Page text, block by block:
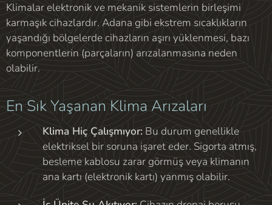
Klimalar elektronik ve mekanik sistemlerin birleşimi
karmaşık cihazlardır. Adana gibi ekstrem sıcaklıkların
yaşandığı bölgelerde cihazların aşırı yüklenmesi, bazı
komponentlerin (parçaların) arızalanmasına neden
olabilir.
En Sık Yaşanan Klima Arızaları
Klima Hiç Çalışmıyor: Bu durum genellikle
elektriksel bir soruna işaret eder. Sigorta atmış,
besleme kablosu zarar görmüş veya klimanın
ana kartı (elektronik kartı) yanmış olabilir.